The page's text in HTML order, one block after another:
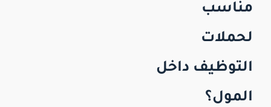
مناسب
لحملات
التوظيف داخل
المول؟